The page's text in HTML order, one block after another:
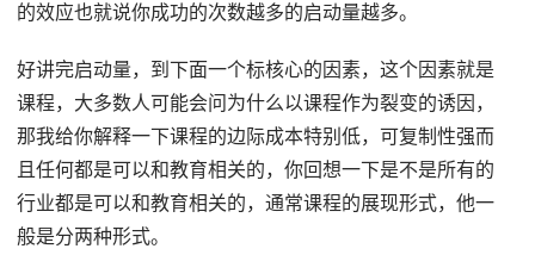
的效应也就说你成功的次数越多的启动量越多。
好讲完启动量，到下面一个标核心的因素，这个因素就是
课程，大多数人可能会问为什么以课程作为裂变的诱因，
那我给你解释一下课程的边际成本特别低，可复制性强而
且任何都是可以和教育相关的，你回想一下是不是所有的
行业都是可以和教育相关的，通常课程的展现形式，他一
般是分两种形式。